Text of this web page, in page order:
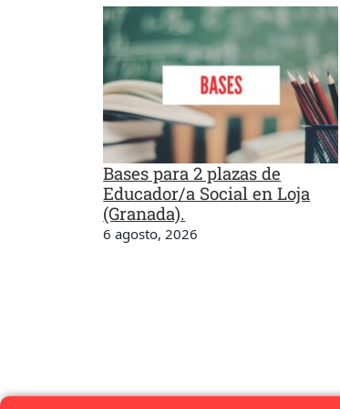
Bases para 2 plazas de
Educador/a Social en Loja
(Granada).
6 agosto, 2026